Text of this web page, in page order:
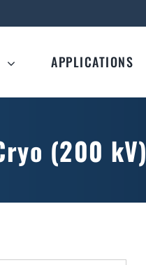
APPLICATIONS
(200 kV)